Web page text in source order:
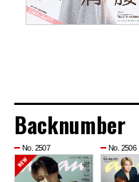
Backnumber
No. 2507 No. 2506